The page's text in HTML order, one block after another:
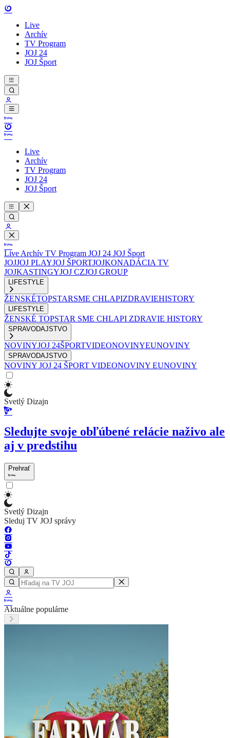
Live
Archív
TV Program
JOJ 24
JOJ Šport
Live
Archív
TV Program
JOJ 24
JOJ Šport
Live Archív TV Program JOJ 24 JOJ Šport
JOJJOJ PLAYJOJ ŠPORTJOJKONADÁCIA TV
JOJKASTINGYJOJ CZJOJ GROUP
LIFESTYLE
ŽENSKÉTOPSTARSME CHLAPIZDRAVIEHISTORY
LIFESTYLE
ŽENSKÉ TOPSTAR SME CHLAPI ZDRAVIE HISTORY
SPRAVODAJSTVO
NOVINYJOJ 24ŠPORTVIDEONOVINYEUNOVINY
SPRAVODAJSTVO
NOVINY JOJ 24 ŠPORT VIDEONOVINY EUNOVINY
Svetlý Dizajn
Sledujte svoje obľúbené relácie naživo ale
aj v predstihu
Prehrať
Svetlý Dizajn
Sleduj TV JOJ správy
Aktuálne populárne